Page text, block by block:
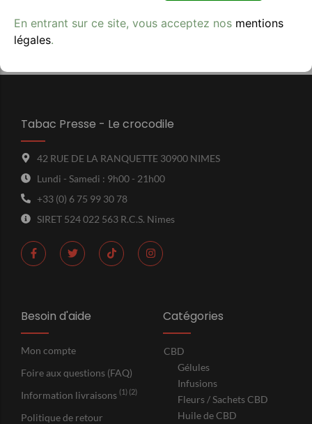
Avis clients
Tabac Presse - Le crocodile
42 RUE DE LA RANQUETTE 30900 NIMES
Lundi - Samedi : 9h00 - 21h00
+33 (0) 6 75 99 30 78
SIRET 524 022 563 R.C.S. Nimes
Besoin d'aide
Mon compte
Foire aux questions (FAQ)
Information livraisons (1) (2)
Politique de retour
Catégories
CBD
Gélules
Infusions
Fleurs / Sachets CBD
Huile de CBD
En entrant sur ce site, vous acceptez nos mentions
légales.